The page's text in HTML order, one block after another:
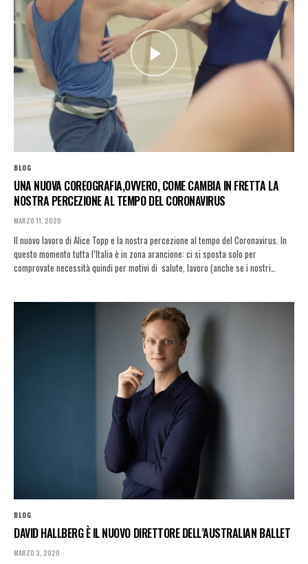
BLOG
UNA NUOVA COREOGRAFIA,OVVERO, COME CAMBIA IN FRETTA LA
NOSTRA PERCEZIONE AL TEMPO DEL CORONAVIRUS
MARZO 11, 2020
Il nuovo lavoro di Alice Topp e la nostra percezione al tempo del Coronavirus. In
questo momento tutta l’Italia è in zona arancione: ci si sposta solo per
comprovate necessità quindi per motivi di salute, lavoro (anche se i nostri…
BLOG
DAVID HALLBERG È IL NUOVO DIRETTORE DELL’AUSTRALIAN BALLET
MARZO 3, 2020